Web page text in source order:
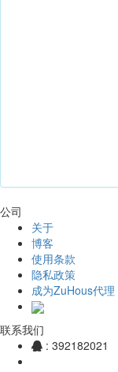
公司
关于
博客
使用条款
隐私政策
成为ZuHous代理
联系我们
: 392182021